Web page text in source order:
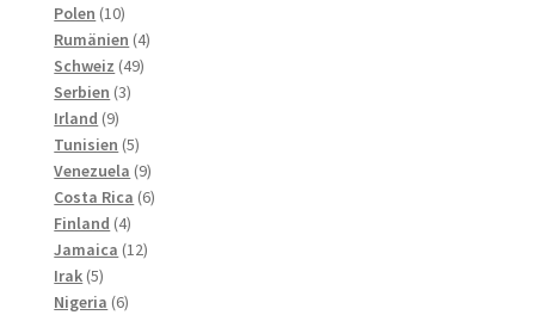
Polen 1010
produkter
Rumänien 44
Schweiz 4949
Serbien 33
Irland 99
produkter
Tunisien 55
produkter
Venezuela 99
produkter
Costa Rica 66
Finland 44
produkter
Jamaica 1212
Irak 55
produkter
Nigeria 66